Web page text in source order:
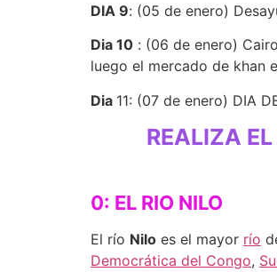
DIA 9: (05 de enero)
Dia 10 : (06 de enero)
luego el mercado de khan
Dia 11: (07 de enero) DIA
REALIZA
0: EL RIO NILO
El río Nilo es el mayor río
Democrática del Congo,